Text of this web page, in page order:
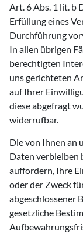
Art. 6 Abs. 1 lit. b
Erfüllung eines
Durchführung
In allen übrigen
berechtigten
uns gerichteten
auf Ihrer
diese abgefragt
widerrufbar.
Die von Ihnen an
Daten verbleiben
auffordern, Ihre
oder der Zweck
abgeschlossener
gesetzliche